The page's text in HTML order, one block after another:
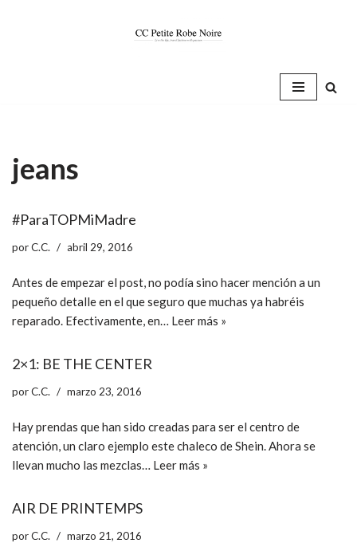
jeans
#ParaTOPMiMadre
porC.C. abril 29, 2016
Antes de empezar el post, no podía sino hacer mención a un
pequeño detalle en el que seguro que muchas ya habréis
reparado. Efectivamente, en… Leer más »
2×1: BE THE CENTER
porC.C. marzo 23, 2016
Hay prendas que han sido creadas para ser el centro de
atención, un claro ejemplo este chaleco de Shein. Ahora se
llevan mucho las mezclas… Leer más »
AIR DE PRINTEMPS
porC.C. marzo 21, 2016